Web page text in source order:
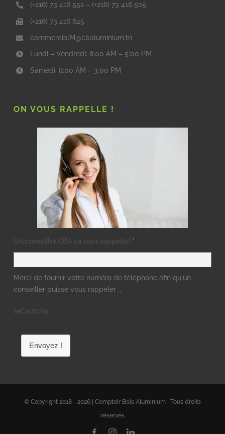
(+216) 73 416 552 – (+216) 73 416 505
(+216) 73 416 645
commercialM@cbaluminium.tn
Lundi – Vendredi: 8:00 AM – 5:00 PM
Samedi: 8:00 AM – 3:00 PM
ON VOUS RAPPELLE !
Un conseiller CBA va vous rappeler! *
Merci de fournir votre numéro de téléphone afin qu'un
conseiller puisse vous rappeler ...
reCaptcha
Envoyez !
© Copyright 2018 - 2026 | Comptoir Bois Aluminium | Tous droits
réservés